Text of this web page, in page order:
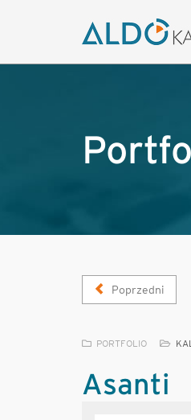
Poprzedni
PORTFOLIO
Asanti